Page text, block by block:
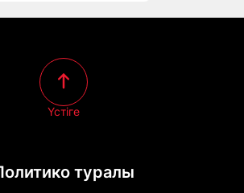
туралы
Үстіге